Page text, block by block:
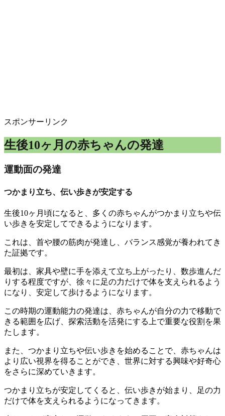
スポンサーリンク
生後10ヶ月の赤ちゃんの発達
運動面の発達
つかまり立ち、伝い歩きが安定する
生後10ヶ月頃になると、多くの赤ちゃんがつかまり立ちや伝
い歩きを安定してできるようになります。
これは、首や腰の筋肉が発達し、バランス感覚が養われてき
た証拠です。
最初は、家具や壁に手を添えて立ち上がったり、数歩進んだ
りする程度ですが、徐々に足の力だけで体を支えられるよう
になり、安定して歩けるようになります。
この時期の運動能力の発達は、赤ちゃんが自分の力で移動で
きる範囲を広げ、探索活動を活発にする上で重要な役割を果
たします。
また、つかまり立ちや伝い歩きを始めることで、赤ちゃんは
より広い視界を得ることができ、世界に対する興味や好奇心
をさらに深めていきます。
つかまり立ちが安定してくると、伝い歩きが始まり、足の力
だけで体を支えられるようになってきます。